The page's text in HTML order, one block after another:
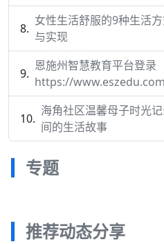
女性生活舒服的9种生活
与实现
恩施州智慧教育平台登录
https://
海角社区温馨母子时光
间的生活故事
专题
推荐动态分享